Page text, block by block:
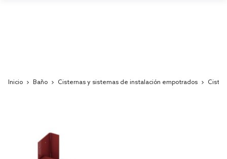
Inicio Baño Cisternas y sistemas de instalación empotrados